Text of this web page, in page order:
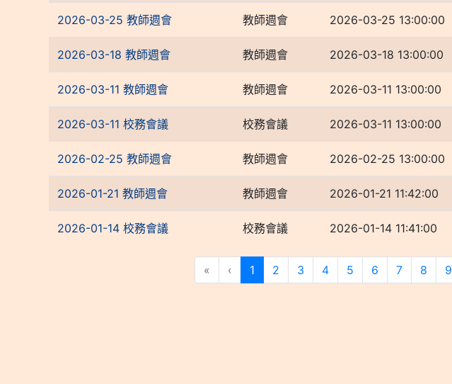
2026-03-25 教師週會 教師週會 2026-03-25 13:00:00
2026-03-18 教師週會 教師週會 2026-03-18 13:00:00
2026-03-11 教師週會 教師週會 2026-03-11 13:00:00
2026-03-11 校務會議 校務會議 2026-03-11 13:00:00
2026-02-25 教師週會 教師週會 2026-02-25 13:00:00
2026-01-21 教師週會 教師週會 2026-01-21 11:42:00
2026-01-14 校務會議 校務會議 2026-01-14 11:41:00
« ‹ 1 (current)
2 3 4 5 6 7 8 9